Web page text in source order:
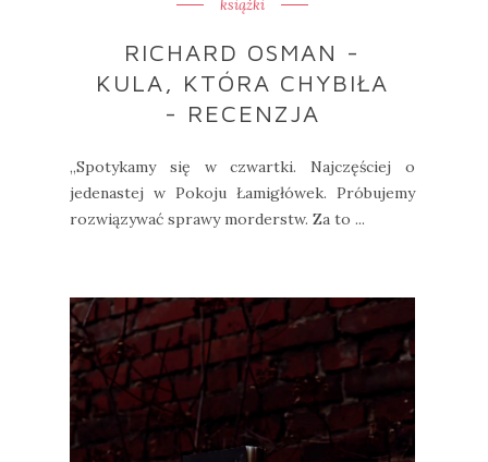
książki
RICHARD OSMAN -
KULA, KTÓRA CHYBIŁA
- RECENZJA
„Spotykamy się w czwartki. Najczęściej o
jedenastej w Pokoju Łamigłówek. Próbujemy
rozwiązywać sprawy morderstw. Za to ...